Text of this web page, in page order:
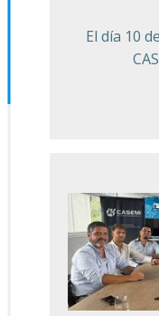
El día 10